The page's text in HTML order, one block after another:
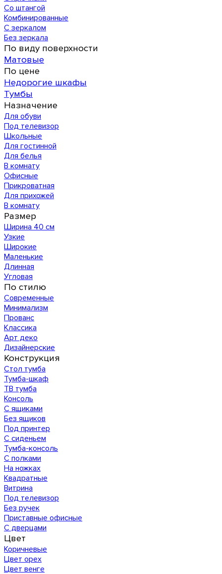
Со штангой
Комбинированные
С зеркалом
Без зеркала
По виду поверхности
Матовые
По цене
Недорогие шкафы
Тумбы
Назначение
Для обуви
Под телевизор
Школьные
Для гостинной
Для белья
В комнату
Офисные
Прикроватная
Для прихожей
В комнату
Размер
Ширина 40 см
Узкие
Широкие
Маленькие
Длинная
Угловая
По стилю
Современные
Минимализм
Прованс
Классика
Арт деко
Дизайнерские
Конструкция
Стол тумба
Тумба-шкаф
ТВ тумба
Консоль
С ящиками
Без ящиков
Под принтер
С сиденьем
Тумба-консоль
С полками
На ножках
Квадратные
Витрина
Под телевизор
Без ручек
Приставные офисные
С дверцами
Цвет
Коричневые
Цвет орех
Цвет венге